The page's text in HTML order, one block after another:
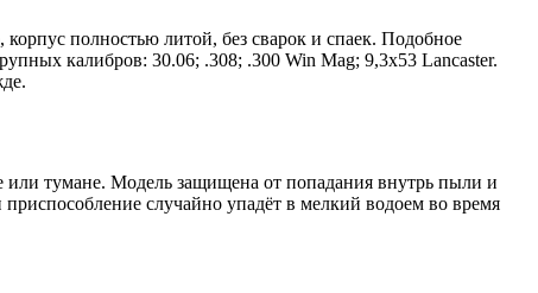
полностью литой, без сварок и спаек. Подобное
калибров: 30.06; .308; .300 Win Mag; 9,3х53 Lancaster.
тумане. Модель защищена от попадания внутрь пыли и
случайно упадёт в мелкий водоем во время